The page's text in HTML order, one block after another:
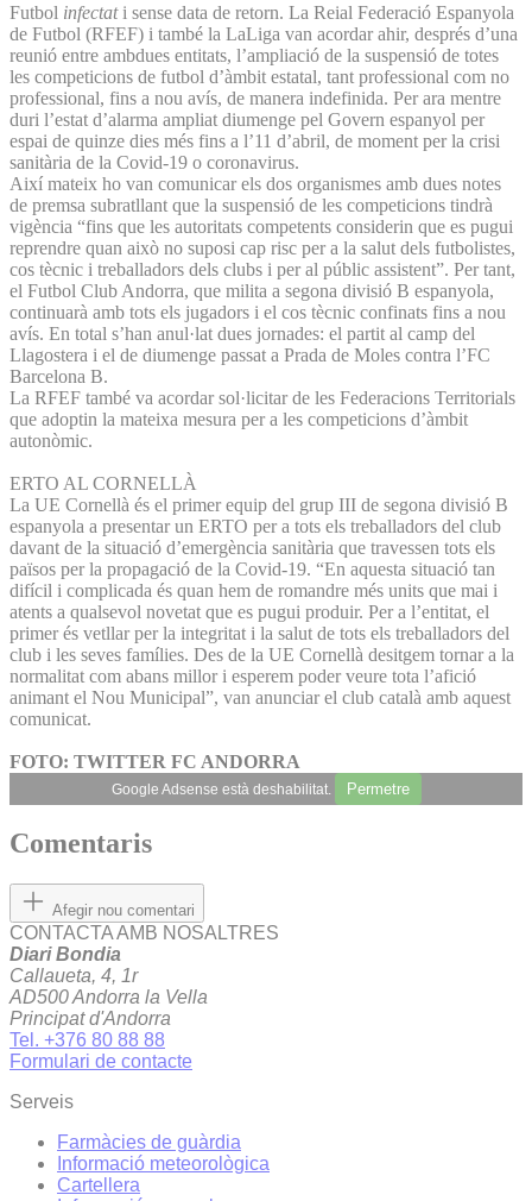
Futbol infectat i sense data de retorn. La Reial Federació Espanyola
de Futbol (RFEF) i també la LaLiga van acordar ahir, després d’una
reunió entre ambdues entitats, l’ampliació de la suspensió de totes
les competicions de futbol d’àmbit estatal, tant professional com no
professional, fins a nou avís, de manera indefinida. Per ara mentre
duri l’estat d’alarma ampliat diumenge pel Govern espanyol per
espai de quinze dies més fins a l’11 d’abril, de moment per la crisi
sanitària de la Covid-19 o coronavirus.
Així mateix ho van comunicar els dos organismes amb dues notes
de premsa subratllant que la suspensió de les competicions tindrà
vigència “fins que les autoritats competents considerin que es pugui
reprendre quan això no suposi cap risc per a la salut dels futbolistes,
cos tècnic i treballadors dels clubs i per al públic assistent”. Per tant,
el Futbol Club Andorra, que milita a segona divisió B espanyola,
continuarà amb tots els jugadors i el cos tècnic confinats fins a nou
avís. En total s’han anul·lat dues jornades: el partit al camp del
Llagostera i el de diumenge passat a Prada de Moles contra l’FC
Barcelona B.
La RFEF també va acordar sol·licitar de les Federacions Territorials
que adoptin la mateixa mesura per a les competicions d’àmbit
autonòmic.
ERTO AL CORNELLÀ
La UE Cornellà és el primer equip del grup III de segona divisió B
espanyola a presentar un ERTO per a tots els treballadors del club
davant de la situació d’emergència sanitària que travessen tots els
països per la propagació de la Covid-19. “En aquesta situació tan
difícil i complicada és quan hem de romandre més units que mai i
atents a qualsevol novetat que es pugui produir. Per a l’entitat, el
primer és vetllar per la integritat i la salut de tots els treballadors del
club i les seves famílies. Des de la UE Cornellà desitgem tornar a la
normalitat com abans millor i esperem poder veure tota l’afició
animant el Nou Municipal”, van anunciar el club català amb aquest
comunicat.
FOTO: TWITTER FC ANDORRA
Google Adsense està deshabilitat. Permetre
Comentaris
Afegir nou comentari
CONTACTA AMB NOSALTRES
Diari Bondia
Callaueta, 4, 1r
AD500 Andorra la Vella
Principat d'Andorra
Tel. +376 80 88 88
Formulari de contacte
Serveis
Farmàcies de guàrdia
Informació meteorològica
Cartellera